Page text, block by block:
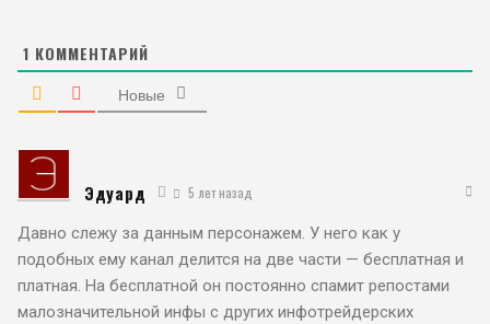
1 КОММЕНТАРИЙ
Новые
Эдуард 5 лет назад
Давно слежу за данным персонажем. У него как у
подобных ему канал делится на две части — бесплатная и
платная. На бесплатной он постоянно спамит репостами
малозначительной инфы с других инфотрейдерских